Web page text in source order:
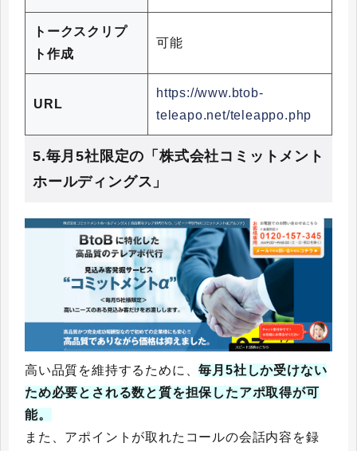
トークスクリプ
ト作成
可能
URL
https://www.btob-
teleapo.net/teleappo.php
5.毎月5社限定の「株式会社コミットメント
ホールディングス」
高い品質を維持するために、毎月5社しか受けない
ため必要とされる数と質を担保したアポ取得が可
能。
また、アポイントが取れたコールの会話内容を録